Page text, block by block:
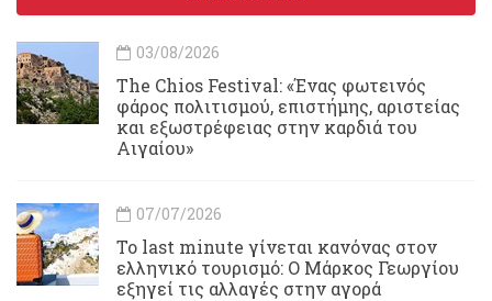
03/08/2026
Τhe Chios Festival: «Ένας φωτεινός
φάρος πολιτισμού, επιστήμης, αριστείας
και εξωστρέφειας στην καρδιά του
Αιγαίου»
07/07/2026
Το last minute γίνεται κανόνας στον
ελληνικό τουρισμό: Ο Μάρκος Γεωργίου
εξηγεί τις αλλαγές στην αγορά